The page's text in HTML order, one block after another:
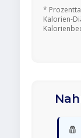
*
Kalorien-
🧂